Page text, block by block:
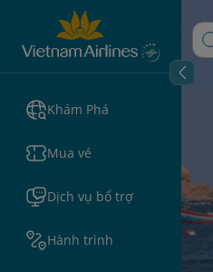
Khám Phá
Mua vé
Dịch vụ bổ trợ
Hành trình